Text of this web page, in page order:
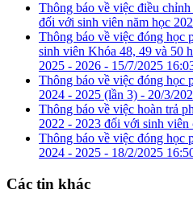
Thông báo về việc điều
đối với sinh viên năm học
Thông báo về việc đóng học
sinh viên Khóa 48, 49 và 50
2025 - 2026 - 15/7/2025
Thông báo về việc đóng học
2024 - 2025 (lần 3) - 20/3/
Thông báo về việc hoàn trả
2022 - 2023 đối với sinh
Thông báo về việc đóng học
2024 - 2025 - 18/2/2025
Các tin khác